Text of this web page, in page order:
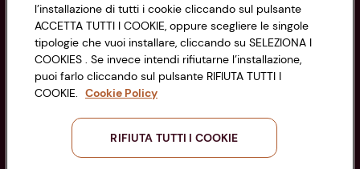
Servizio clienti
Seguici sui Social:
l’installazione di tutti i cookie cliccando sul pulsante
ACCETTA TUTTI I COOKIE, oppure scegliere le singole
tipologie che vuoi installare, cliccando su SELEZIONA I
COOKIES . Se invece intendi rifiutarne l’installazione,
puoi farlo cliccando sul pulsante RIFIUTA TUTTI I
COOKIE. Cookie Policy
RIFIUTA TUTTI I COOKIE